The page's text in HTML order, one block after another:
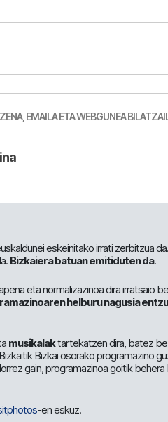
EMAILA ETA WEBGUNEA
eskeinitako irrati zerbitzua
Bizkaiera batuan emitiduten da.
eta normalizazinoa dira irratsaio
helburu nagusia
musikalaktartekatzen dira, batez be
Bizkai osorako programazino
gain, programazinoa goitik
-en eskuz.